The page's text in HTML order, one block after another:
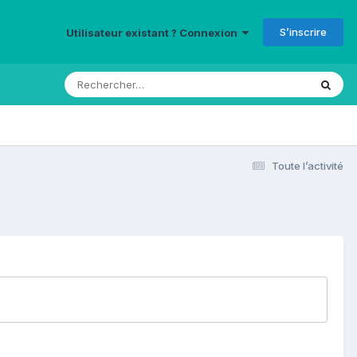
Utilisateur existant ? Connexion S’inscrire
Toute l’activité